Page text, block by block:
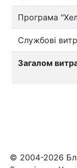
Програма
Службові
Загалом
© 2004-2026